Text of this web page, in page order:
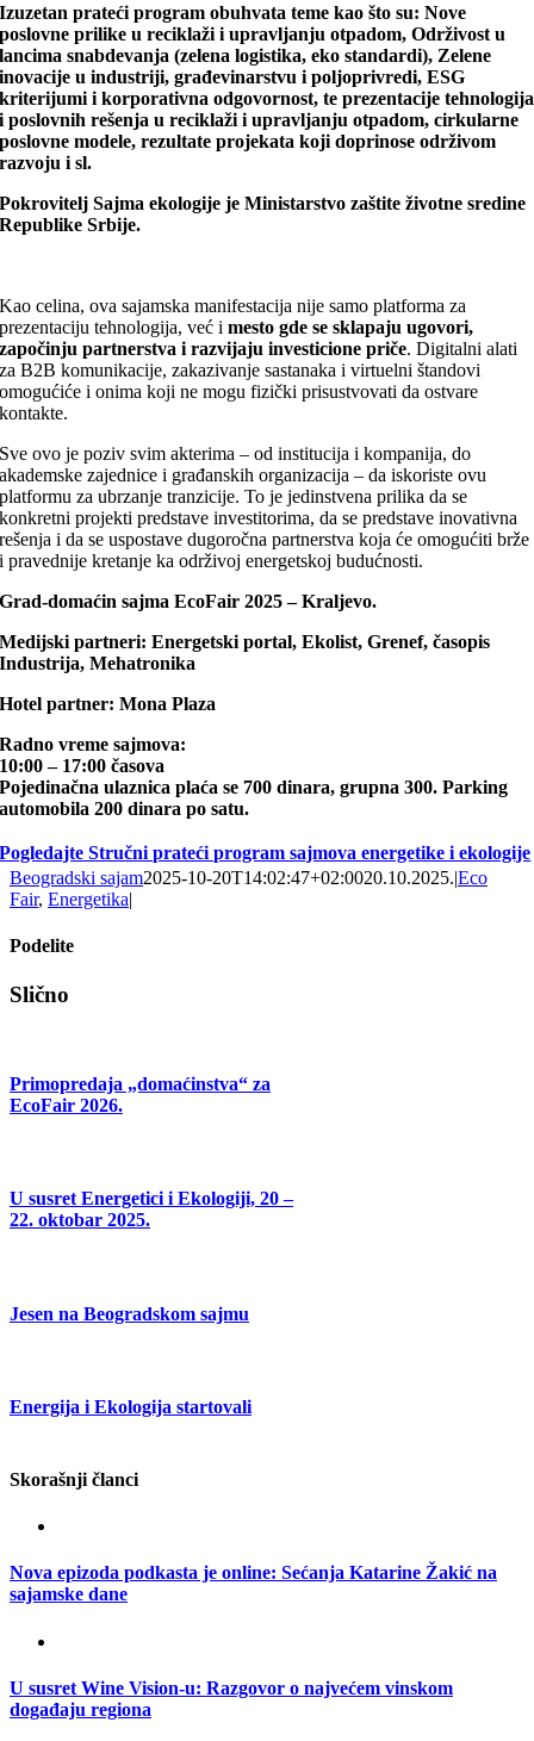
Izuzetan prateći program obuhvata teme kao što su: Nove
poslovne prilike u reciklaži i upravljanju otpadom, Održivost u
lancima snabdevanja (zelena logistika, eko standardi), Zelene
inovacije u industriji, građevinarstvu i poljoprivredi, ESG
kriterijumi i korporativna odgovornost, te prezentacije tehnologija
i poslovnih rešenja u reciklaži i upravljanju otpadom, cirkularne
poslovne modele, rezultate projekata koji doprinose održivom
razvoju i sl.
Pokrovitelj Sajma ekologije je Ministarstvo zaštite životne sredine
Republike Srbije.
Kao celina, ova sajamska manifestacija nije samo platforma za
prezentaciju tehnologija, već imesto gde se sklapaju ugovori,
započinju partnerstva i razvijaju investicione priče. Digitalni alati
za B2B komunikacije, zakazivanje sastanaka i virtuelni štandovi
omogućiće i onima koji ne mogu fizički prisustvovati da ostvare
kontakte.
Sve ovo je poziv svim akterima – od institucija i kompanija, do
akademske zajednice i građanskih organizacija – da iskoriste ovu
platformu za ubrzanje tranzicije. To je jedinstvena prilika da se
konkretni projekti predstave investitorima, da se predstave inovativna
rešenja i da se uspostave dugoročna partnerstva koja će omogućiti brže
i pravednije kretanje ka održivoj energetskoj budućnosti.
Grad-domaćin sajma EcoFair 2025 – Kraljevo.
Medijski partneri: Energetski portal, Ekolist, Grenef, časopis
Industrija, Mehatronika
Hotel partner: Mona Plaza
Radno vreme sajmova:
10:00 – 17:00 časova
Pojedinačna ulaznica plaća se 700 dinara, grupna 300. Parking
automobila 200 dinara po satu.
Pogledajte Stručni prateći program sajmova energetike i ekologije
Beogradski sajam2025-10-20T14:02:47+02:0020.10.2025.|Eco
Fair, Energetika|
Podelite
Facebook
X
Tumblr
Pinterest
Email
Slično
Primopredaja „domaćinstva“ za
EcoFair 2026.
U susret Energetici i Ekologiji, 20 –
22. oktobar 2025.
Jesen na Beogradskom sajmu
Energija i Ekologija startovali
Skorašnji članci
Nova epizoda podkasta je online: Sećanja Katarine Žakić na
sajamske dane
U susret Wine Vision-u: Razgovor o najvećem vinskom
događaju regiona